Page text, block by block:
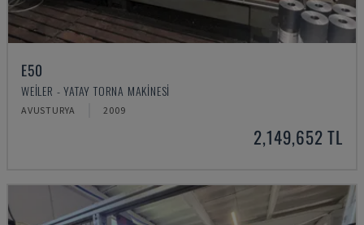
E50
WEILER - YATAY TORNA MAKINESI
AVUSTURYA 2009
2,149,652 TL